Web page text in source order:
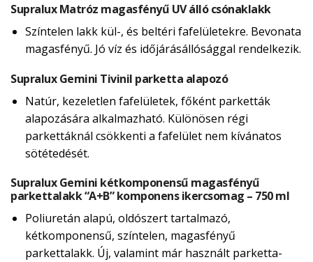
Supralux Matróz magasfényű UV álló csónaklakk
Színtelen lakk kül-, és beltéri fafelületekre. Bevonata
magasfényű. Jó víz és időjárásállósággal rendelkezik.
Supralux Gemini Tivinil parketta alapozó
Natúr, kezeletlen fafelületek, főként parketták
alapozására alkalmazható. Különösen régi
parkettáknál csökkenti a fafelület nem kívánatos
sötétedését.
Supralux Gemini kétkomponensű magasfényű
parkettalakk “A+B” komponens ikercsomag – 750 ml
Poliuretán alapú, oldószert tartalmazó,
kétkomponensű, színtelen, magasfényű
parkettalakk. Új, valamint már használt parketta-